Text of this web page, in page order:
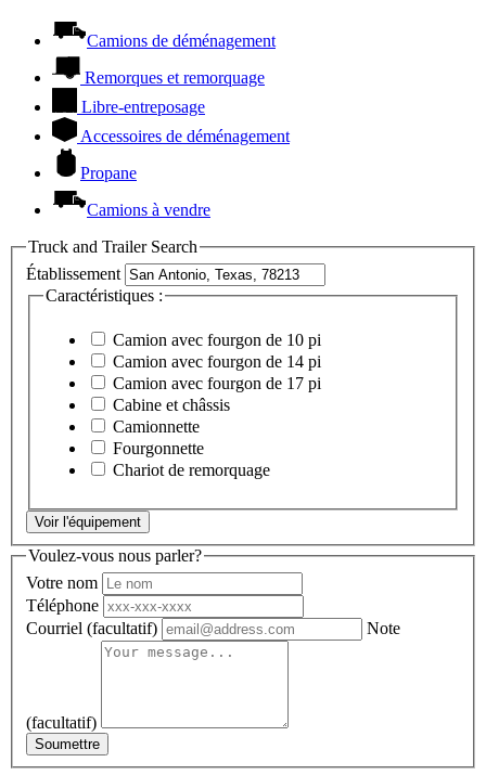
Camions de déménagement
Remorques et remorquage
Libre-entreposage
Accessoires de déménagement
Propane
Camions à vendre
Truck and Trailer Search
Établissement
Caractéristiques :
Camion avec fourgon de 10 pi
Camion avec fourgon de 14 pi
Camion avec fourgon de 17 pi
Cabine et châssis
Camionnette
Fourgonnette
Chariot de remorquage
Voir l'équipement
Voulez-vous nous parler?
Votre nom
Téléphone
Courriel (facultatif) Note
(facultatif)
Soumettre